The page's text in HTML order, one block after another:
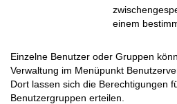
einem
Einzelne Benutzer oder Gruppen
Verwaltung im Menüpunkt
Dort lassen sich die Berechtigungen
Benutzergruppen erteilen.